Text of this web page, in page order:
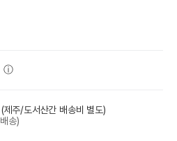
(제주/도서산간 배송비 별도)
송)